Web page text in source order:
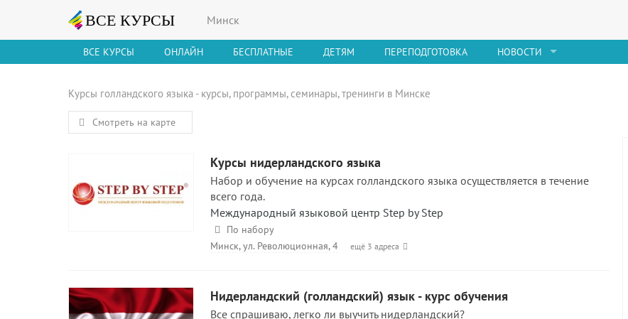
Минск
ВСЕ КУРСЫ ОНЛАЙН БЕСПЛАТНЫЕ ДЕТЯМ ПЕРЕПОДГОТОВКА НОВОСТИ
Курсы голландского языка - курсы, программы, семинары, тренинги в Минске
Смотреть на карте
Курсы нидерландского языка
Набор и обучение на курсах голландского языка осуществляется в течение
всего года.
Международный языковой центр Step by Step
По набору
Минск, ул. Революционная, 4
ещё 3 адреса
Нидерландский (голландский) язык - курс обучения
Все спрашиваю, легко ли выучить нидерландский?